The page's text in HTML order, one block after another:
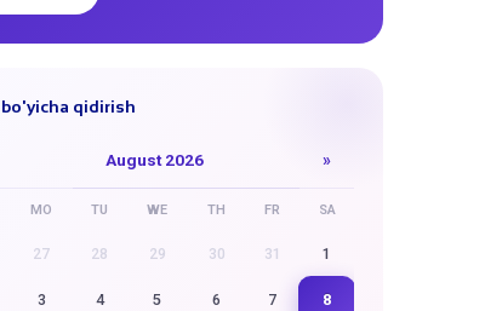
bo'yicha qidirish
August 2026 »
MO TU WE TH FR SA
27 28 29 30 31 1
3 4 5 6 7 8